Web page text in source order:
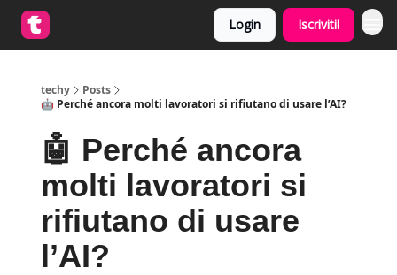
Login Iscriviti!
techy
Posts
🤖 Perché ancora molti lavoratori si rifiutano di usare l’AI?
🤖 Perché ancora
molti lavoratori si
rifiutano di usare
l’AI?